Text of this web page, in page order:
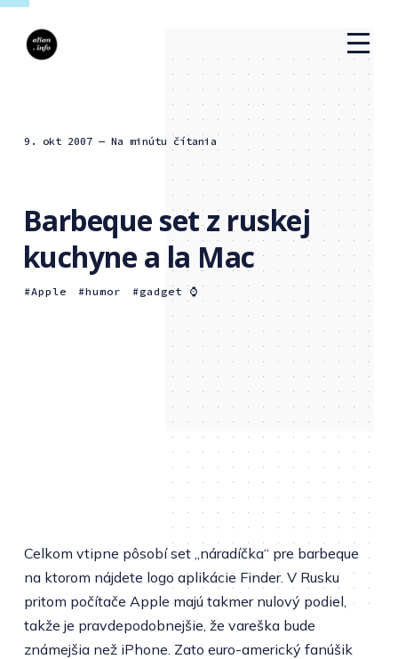
9. okt 2007 — Na minútu čítania
Barbeque set z ruskej
kuchyne a la Mac
Apple humor gadget ⌚️
Celkom vtipne pôsobí set „náradíčka“ pre barbeque
na ktorom nájdete logo aplikácie Finder. V Rusku
pritom počítače Apple majú takmer nulový podiel,
takže je pravdepodobnejšie, že vareška bude
známejšia než iPhone. Zato euro-americký fanúšik